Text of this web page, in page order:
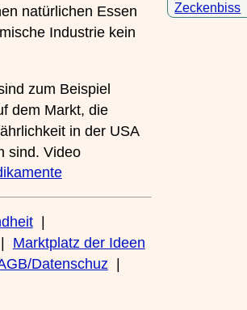
natürlichen Essen
Industrie kein
zum Beispiel
dem Markt, die
in der USA
sind. Video
|
Marktplatz der Ideen
Datenschuz|
Zeckenbiss